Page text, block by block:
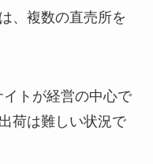
、複数の直売所を
トが経営の中心で
荷は難しい状況で